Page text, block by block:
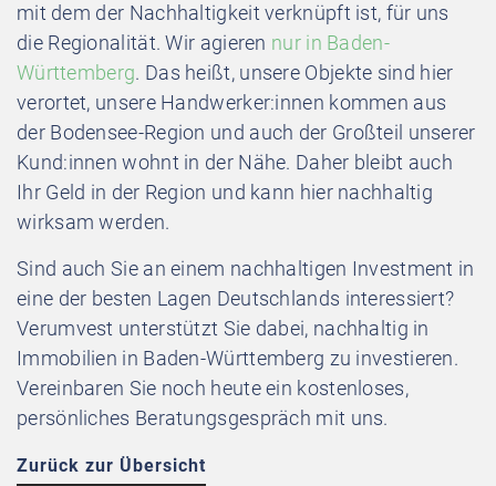
mit dem der Nachhaltigkeit verknüpft ist, für uns
die Regionalität. Wir agieren nur in Baden-
Württemberg. Das heißt, unsere Objekte sind hier
verortet, unsere Handwerker:innen kommen aus
der Bodensee-Region und auch der Großteil unserer
Kund:innen wohnt in der Nähe. Daher bleibt auch
Ihr Geld in der Region und kann hier nachhaltig
wirksam werden.
Sind auch Sie an einem nachhaltigen Investment in
eine der besten Lagen Deutschlands interessiert?
Verumvest unterstützt Sie dabei, nachhaltig in
Immobilien in Baden-Württemberg zu investieren.
Vereinbaren Sie noch heute ein kostenloses,
persönliches Beratungsgespräch mit uns.
Zurück zur Übersicht